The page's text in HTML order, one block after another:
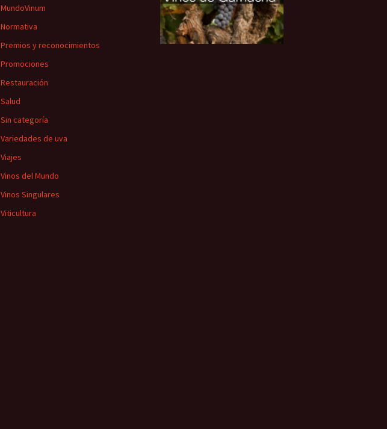
MundoVinum
Normativa
Premios y reconocimientos
Promociones
Restauración
Salud
Sin categoría
Variedades de uva
Viajes
Vinos del Mundo
Vinos Singulares
Viticultura